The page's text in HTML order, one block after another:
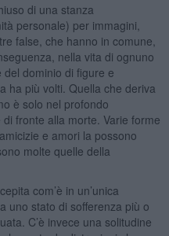
di una stanza
personale) per immagini,
false, che hanno in comune,
nella vita di ognuno
dominio di figure e
ha più volti. Quella che deriva
è solo nel profondo
fronte alla morte. Varie forme
e amori la possono
molte quelle della
com’è in un’unica
uno stato di sofferenza più o
C’è invece una solitudine